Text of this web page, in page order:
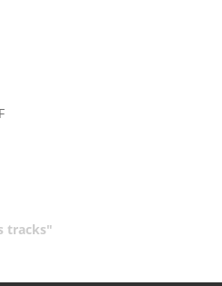
tracks"